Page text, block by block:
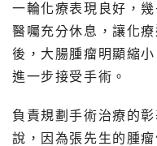
一輪化療表現良好，
醫囑充分休息，讓化
後，大腸腫瘤明顯縮
進一步接受手術。
負責規劃手術治療的
說，因為張先生的腫